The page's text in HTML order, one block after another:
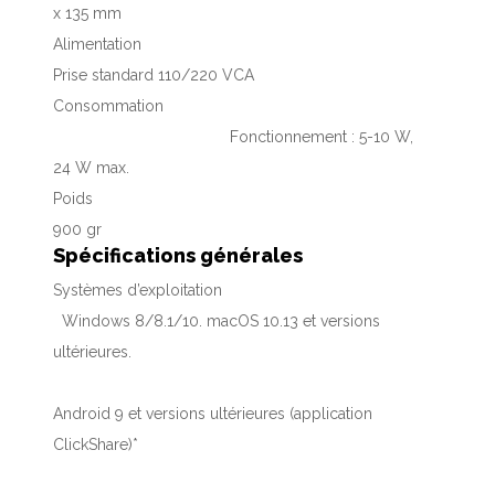
x 135 mm
Alimentation
Prise standard 110/220 VCA
Consommation
Fonctionnement : 5-10 W,
24 W max.
Poids
900 gr
Spécifications générales
Systèmes d’exploitation
Windows 8/8.1/10. macOS 10.13 et versions
ultérieures.
Android 9 et versions ultérieures (application
ClickShare)*